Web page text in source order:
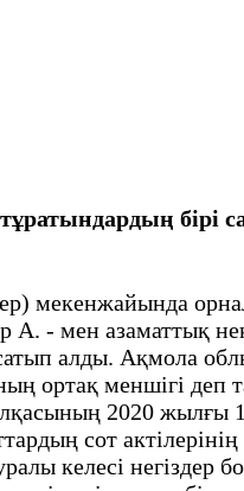
бірі
мекенжайында
А. - мен азаматтық
алды. Ақмола
ортақ меншігі деп
2020 жылғы
сот
келесі негіздер